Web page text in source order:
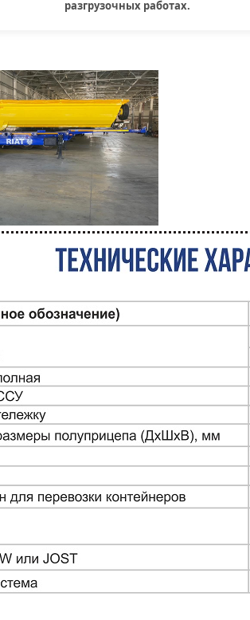
разгрузочных работах.